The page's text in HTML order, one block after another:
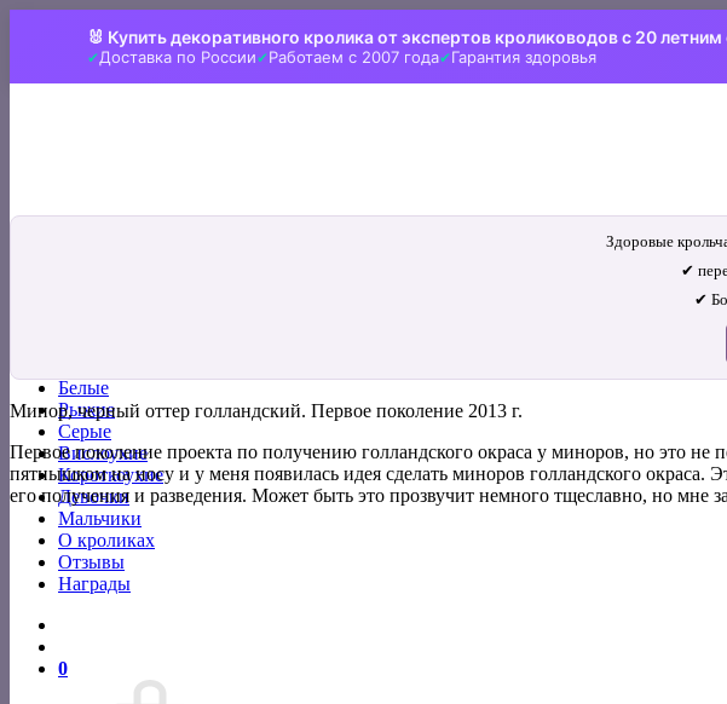
🐰 Купить декоративного кролика от экспертов кролиководов с 20
Доставка по России Работаем с 2007 года Гарантия здоровья
Белые
Рыжие
Серые
Вислоухие
Короткоухие
Девочки
Мальчики
О кроликах
Отзывы
Награды
0
Здоровые
✔
✔
Минор, черный оттер голландский. Первое поколение 2013 г.
Первое поколение проекта по получению голландского окраса у миноров, но это
пятнышком на носу и у меня появилась идея сделать миноров голландского
его получения и разведения. Может быть это прозвучит немного тщеславно, но мне